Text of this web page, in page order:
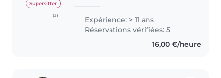
Supersitter
(3)
jusqu'au collège. J'ai toujours
travaillé dans les jardins
Expérience: > 11 ans
Réservations vérifiées: 5
16,00 €/heure